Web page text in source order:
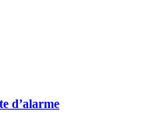
d’alarme